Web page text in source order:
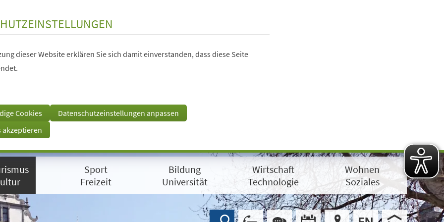
dieser Website erklären Sie sich damit einverstanden, dass diese Seite
Cookies
Datenschutzeinstellungen anpassen
akzeptieren
Sport
Freizeit
Bildung
Universität
Wirtschaft
Technologie
Wohnen
Soziales